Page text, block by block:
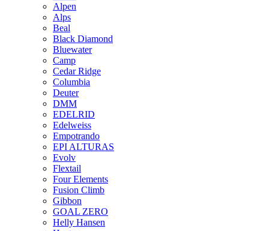
Alpen
Alps
Beal
Black Diamond
Bluewater
Camp
Cedar Ridge
Columbia
Deuter
DMM
EDELRID
Edelweiss
Empotrando
EPI ALTURAS
Evolv
Flextail
Four Elements
Fusion Climb
Gibbon
GOAL ZERO
Helly Hansen